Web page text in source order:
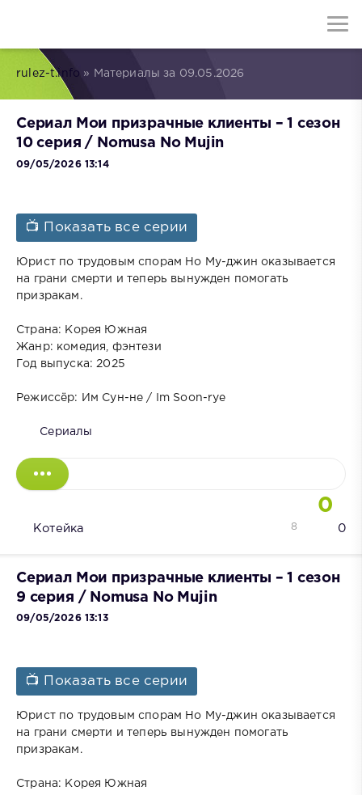
rulez-t.info » Материалы за 09.05.2026
Сериал Мои призрачные клиенты – 1 сезон
10 серия / Nomusa No Mujin
09/05/2026 13:14
📺 Показать все серии
Юрист по трудовым спорам Но Му-джин оказывается
на грани смерти и теперь вынужден помогать
призракам.
Страна: Корея Южная
Жанр: комедия, фэнтези
Год выпуска: 2025
Режиссёр: Им Сун-не / Im Soon-rye
Сериалы
0
Котейка 0
8
Сериал Мои призрачные клиенты – 1 сезон
9 серия / Nomusa No Mujin
09/05/2026 13:13
📺 Показать все серии
Юрист по трудовым спорам Но Му-джин оказывается
на грани смерти и теперь вынужден помогать
призракам.
Страна: Корея Южная